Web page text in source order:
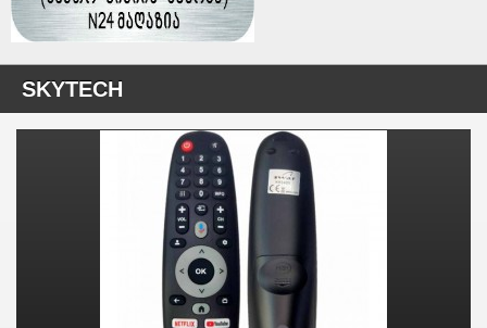
SKYTECH